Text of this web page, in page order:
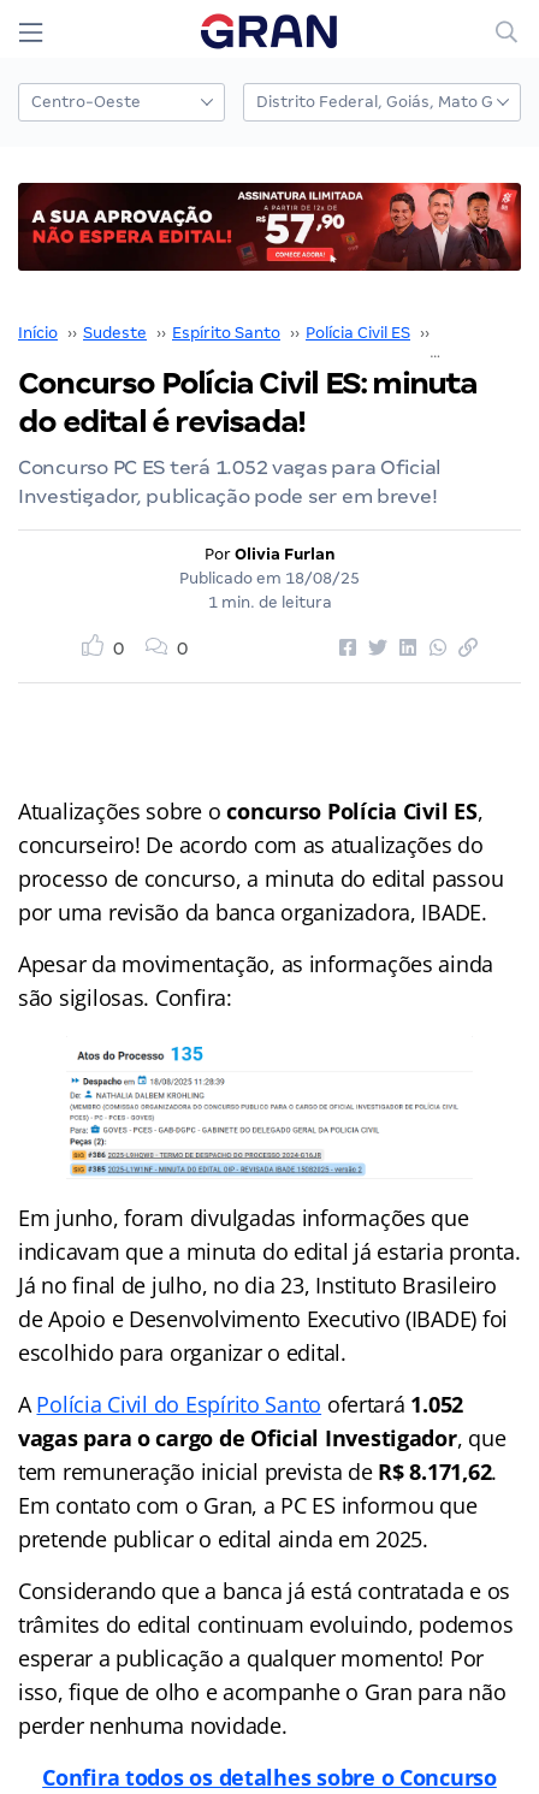
Início ›› Sudeste ›› Espírito Santo ›› Polícia Civil ES ››
Concurso Polícia Civil ES: minuta
do edital é revisada!
Concurso PC ES terá 1.052 vagas para Oficial
Investigador, publicação pode ser em breve!
Por Olivia Furlan
Publicado em 18/08/25
1 min. de leitura
0 0
Atualizações sobre oconcurso Polícia Civil ES,
concurseiro! De acordo com as atualizações do
processo de concurso, a minuta do edital passou
por uma revisão da banca organizadora, IBADE.
Apesar da movimentação, as informações ainda
são sigilosas. Confira:
Em junho, foram divulgadas informações que
indicavam que a minuta do edital já estaria pronta.
Já no final de julho, no dia 23, Instituto Brasileiro
de Apoio e Desenvolvimento Executivo (IBADE) foi
escolhido para organizar o edital.
A Polícia Civil do Espírito Santo ofertará 1.052
vagas para o cargo de Oficial Investigador, que
tem remuneração inicial prevista de R$ 8.171,62.
Em contato com o Gran, a PC ES informou que
pretende publicar o edital ainda em 2025.
Considerando que a banca já está contratada e os
trâmites do edital continuam evoluindo, podemos
esperar a publicação a qualquer momento! Por
isso, fique de olho e acompanhe o Gran para não
perder nenhuma novidade.
Confira todos os detalhes sobre o Concurso